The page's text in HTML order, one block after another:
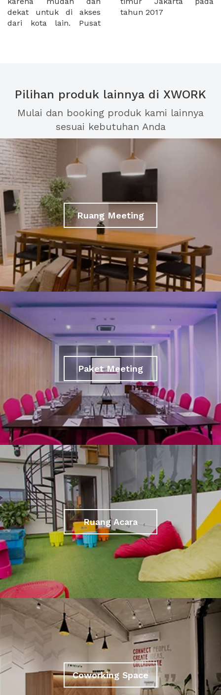
dekat untuk di akses
dari kota lain. Pusat
tahun 2017
Pilihan produk lainnya di XWORK
Mulai dan booking produk kami lainnya
sesuai kebutuhan Anda
Ruang Meeting
Paket Meeting
Ruang Acara
Coworking Space